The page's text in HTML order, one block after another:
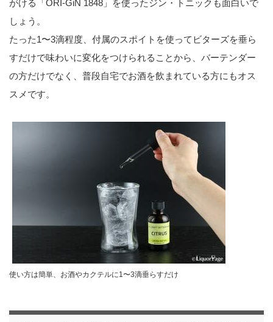
がける「ORI-GiN 1848」を使ったジン・トニックも面白いで
しょう。
たった1〜3滴程度、付属のスポイトを使ってビターズを垂ら
すだけで味わいに変化をつけられることから、バーテンダー
の方だけでなく、普段自宅でお酒を飲まれている方にもオス
スメです。
使い方は簡単、お酒やカクテルに1〜3滴垂らすだけ